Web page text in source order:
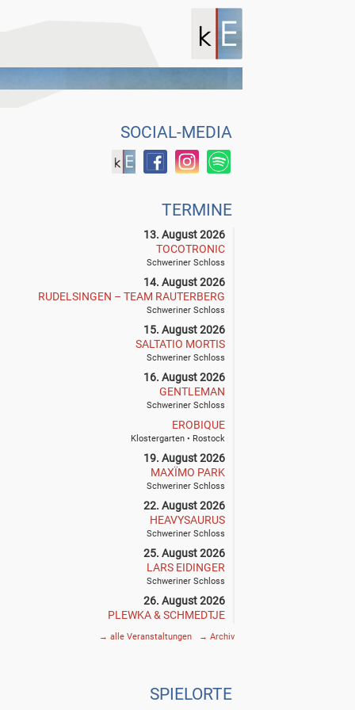
SOCIAL-MEDIA
TERMINE
13. August 2026
TOCOTRONIC
Schweriner Schloss
14. August 2026
RUDELSINGEN – TEAM RAUTERBERG
Schweriner Schloss
15. August 2026
SALTATIO MORTIS
Schweriner Schloss
16. August 2026
GENTLEMAN
Schweriner Schloss
EROBIQUE
Klostergarten • Rostock
19. August 2026
MAXÏMO PARK
Schweriner Schloss
22. August 2026
HEAVYSAURUS
Schweriner Schloss
25. August 2026
LARS EIDINGER
Schweriner Schloss
26. August 2026
PLEWKA & SCHMEDTJE
29. August 2026
→ alle Veranstaltungen → Archiv
SPIELORTE